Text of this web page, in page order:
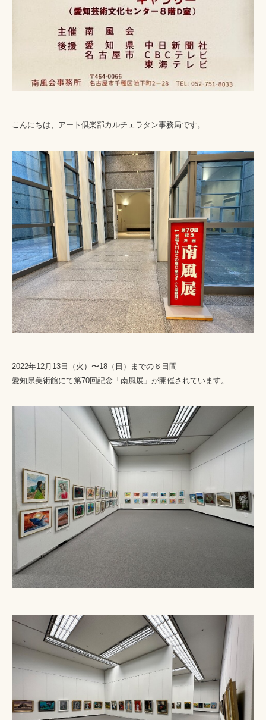
こんにちは、アート倶楽部カルチェラタン事務局です。
2022年12月13日（火）〜18（日）までの６日間
愛知県美術館にて第70回記念「南風展」が開催されています。